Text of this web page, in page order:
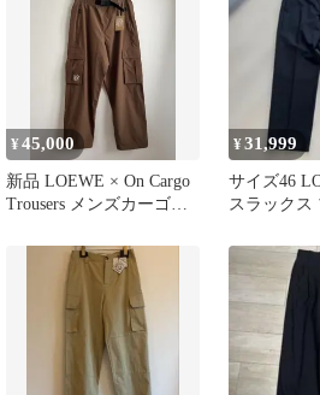
¥45,000
新品 LOEWE × On Cargo
Trousers メンズカーゴパ
¥31,999
サイズ46
スラックス